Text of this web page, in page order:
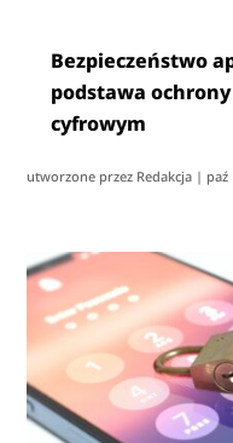
Bezpieczeństwo
podstawa
cyfrowym
utworzone przez Redakcja | paź